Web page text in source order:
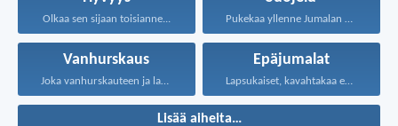
Olkaa sen sijaan toisianne... Pukekaa yllenne Jumalan koko...
Vanhurskaus
Joka vanhurskauteen ja laupeuteen...
Epäjumalat
Lapsukaiset, kavahtakaa epäjumalia...
Lisää aiheita…